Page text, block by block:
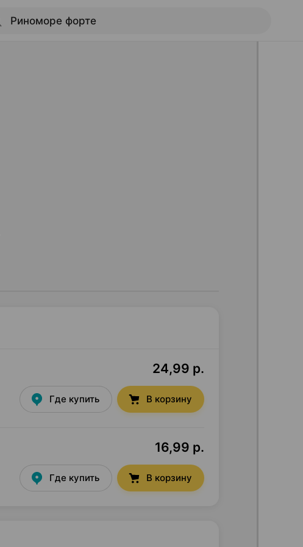
24,99 р.
Где купить В корзину
16,99 р.
Где купить В корзину